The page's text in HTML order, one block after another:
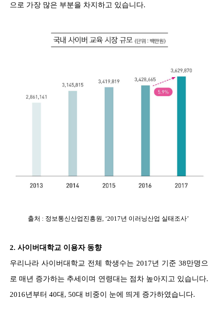
으로 가장 많은 부분을 차지하고 있습니다.
출처 : 정보통신산업진흥원, ‘2017년 이러닝산업 실태조사’
2. 사이버대학교 이용자 동향
우리나라 사이버대학교 전체 학생수는 2017년 기준 38만명으
로 매년 증가하는 추세이며 연령대는 점차 높아지고 있습니다.
2016년부터 40대, 50대 비중이 눈에 띄게 증가하였습니다.